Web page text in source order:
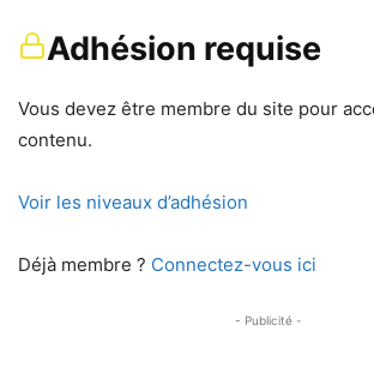
Adhésion requise
Vous devez être membre du site pour
contenu.
Voir les niveaux d’adhésion
Déjà membre ? Connectez-vous ici
- Publicité -